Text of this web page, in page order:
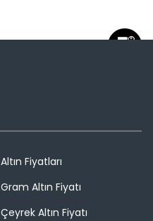
Altın Fiyatları
Gram Altın Fiyatı
Çeyrek Altın Fiyatı